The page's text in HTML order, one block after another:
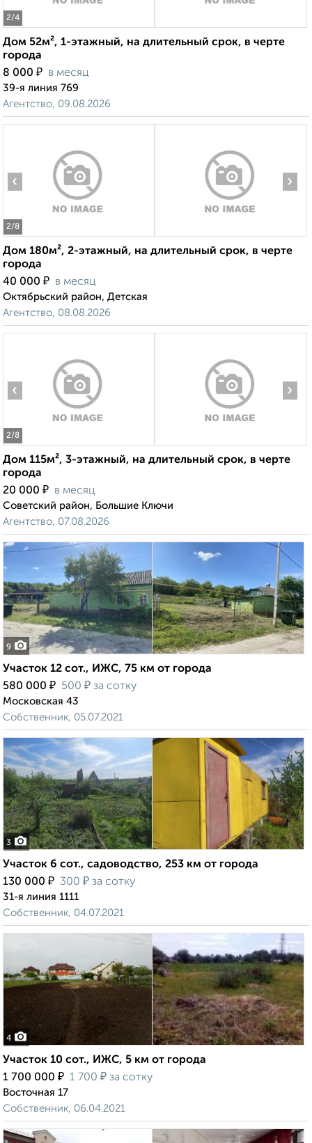
2/4
Дом 52м², 1-этажный, на длительный срок, в черте
города
8 000 ₽ в месяц
39-я линия 769
Агентство, 09.08.2026
2/8
‹ ›
Дом 180м², 2-этажный, на длительный срок, в черте
города
40 000 ₽ в месяц
Октябрьский район, Детская
Агентство, 08.08.2026
2/8
‹ ›
Дом 115м², 3-этажный, на длительный срок, в черте
города
20 000 ₽ в месяц
Советский район, Большие Ключи
Агентство, 07.08.2026
9
Участок 12 сот., ИЖС, 75 км от города
580 000 ₽ 500 ₽ за сотку
Московская 43
Собственник, 05.07.2021
3
Участок 6 сот., садоводство, 253 км от города
130 000 ₽ 300 ₽ за сотку
31-я линия 1111
Собственник, 04.07.2021
4
Участок 10 сот., ИЖС, 5 км от города
1 700 000 ₽ 1 700 ₽ за сотку
Восточная 17
Собственник, 06.04.2021